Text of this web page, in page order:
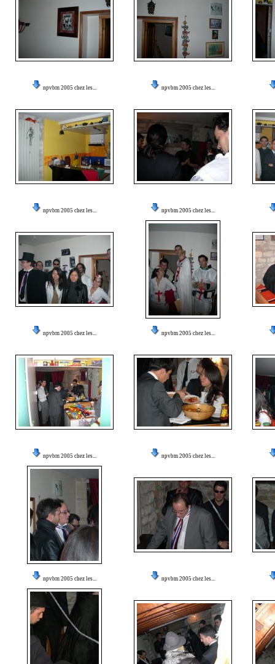
npvbm 2005 chez les... npvbm 2005 chez les...
npvbm 2005 chez les... npvbm 2005 chez les...
npvbm 2005 chez les... npvbm 2005 chez les...
npvbm 2005 chez les... npvbm 2005 chez les...
npvbm 2005 chez les... npvbm 2005 chez les...